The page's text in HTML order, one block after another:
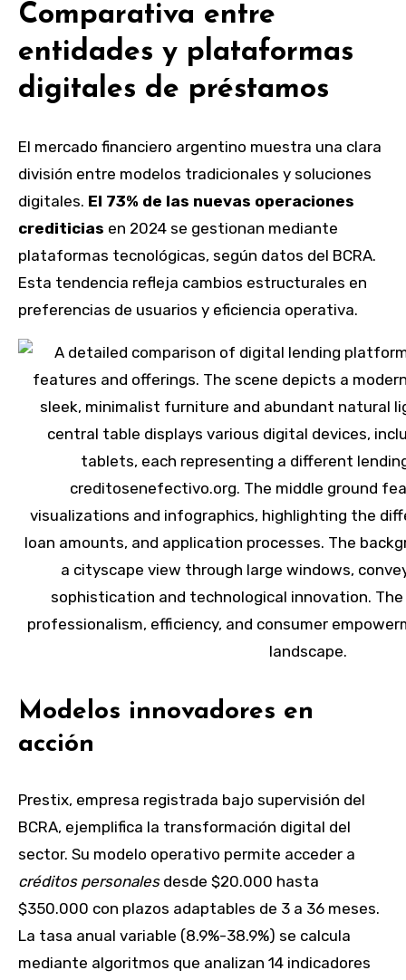
Comparativa entre
entidades y plataformas
digitales de préstamos
El mercado financiero argentino muestra una clara
división entre modelos tradicionales y soluciones
digitales. El 73% de las nuevas operaciones
crediticias en 2024 se gestionan mediante
plataformas tecnológicas, según datos del BCRA.
Esta tendencia refleja cambios estructurales en
preferencias de usuarios y eficiencia operativa.
Modelos innovadores en
acción
Prestix, empresa registrada bajo supervisión del
BCRA, ejemplifica la transformación digital del
sector. Su modelo operativo permite acceder a
créditos personalesdesde $20.000 hasta
$350.000 con plazos adaptables de 3 a 36 meses.
La tasa anual variable (8.9%-38.9%) se calcula
mediante algoritmos que analizan 14 indicadores